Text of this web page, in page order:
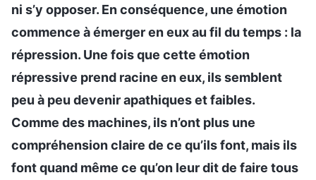
ni s’y opposer. En conséquence, une émotion
commence à émerger en eux au fil du temps : la
répression. Une fois que cette émotion
répressive prend racine en eux, ils semblent
peu à peu devenir apathiques et faibles.
Comme des machines, ils n’ont plus une
compréhension claire de ce qu’ils font, mais ils
font quand même ce qu’on leur dit de faire tous